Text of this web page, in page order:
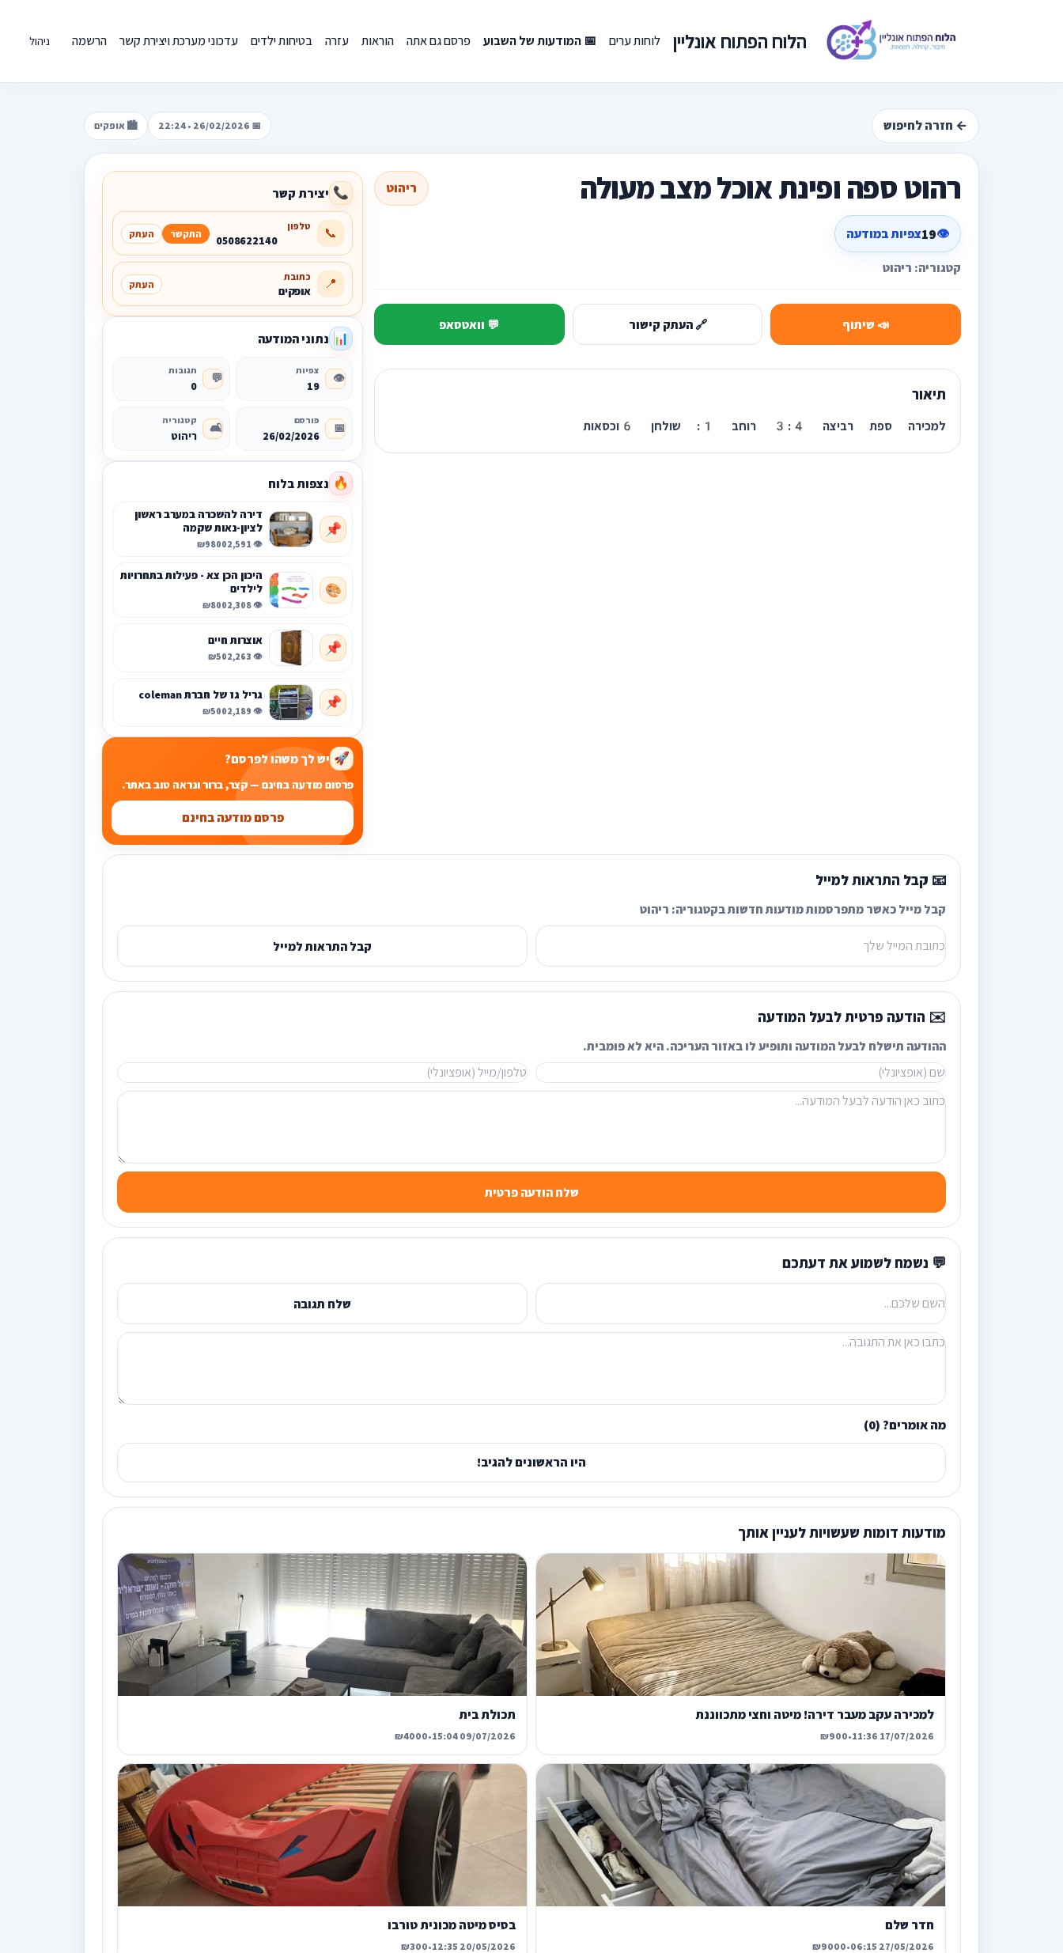
הלוח הפתוח אונליין לוחות ערים 📅 המודעות של השבוע פרסם גם אתה הוראות עזרה בטיחות ילדים עדכוני מערכת ויצירת קשר הרשמה ניהול
← חזרה לחיפוש 📅 26/02/2026 • 22:24 🏙️ אופקים
רהוט ספה ופינת אוכל מצב מעולה
👁️
19צפיות במודעה
קטגוריה: ריהוט
ריהוט
📣 שיתוף 🔗 העתק קישור 💬 וואטסאפ
תיאור
למכירה ספת רביצה 3:4 רוחב 1: שולחן 6וכסאות
📞 יצירת קשר
📞 טלפון
0508622140 התקשר העתק
📍 כתובת
אופקים העתק
📊 נתוני המודעה
👁️ צפיות
19
💬 תגובות
0
📅 פורסם
26/02/2026
🛋️ קטגוריה
ריהוט
🔥 נצפות בלוח
📌
דירה להשכרה במערב ראשון
לציון-נאות שקמה
👁️ 2,591
₪9800
🎨
היכון הכן צא - פעילות בתחרויות
לילדים
👁️ 2,308
₪800
📌 אוצרות חיים
👁️ 2,263
₪50
📌 גריל גז של חברת coleman
👁️ 2,189
₪500
🚀 יש לך משהו לפרסם?
פרסום מודעה בחינם — קצר, ברור ונראה טוב באתר.
פרסם מודעה בחינם
📧 קבל התראות למייל
קבל מייל כאשר מתפרסמות מודעות חדשות בקטגוריה: ריהוט
קבל התראות למייל
✉️ הודעה פרטית לבעל המודעה
ההודעה תישלח לבעל המודעה ותופיע לו באזור העריכה. היא לא פומבית.
שלח הודעה פרטית
💬 נשמח לשמוע את דעתכם
שלח תגובה
מה אומרים? (0)
היו הראשונים להגיב!
מודעות דומות שעשויות לעניין אותך
למכירה עקב מעבר דירה! מיטה וחצי מתכווננת
17/07/2026 11:36
•
₪900
תכולת בית
09/07/2026 15:04
•
₪4000
חדר שלם
27/05/2026 06:15
•
₪9000
בסיס מיטה מכונית טורבו
20/05/2026 12:35
•
₪300